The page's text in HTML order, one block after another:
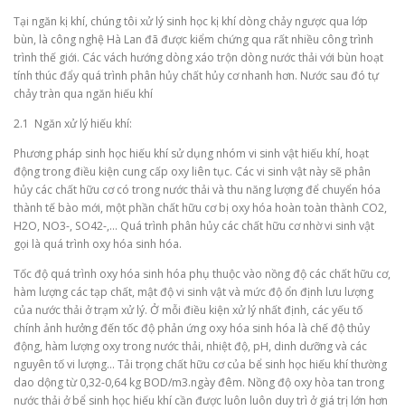
Tại ngăn kị khí, chúng tôi xử lý sinh học kị khí dòng chảy ngược qua lớp
bùn, là công nghệ Hà Lan đã được kiểm chứng qua rất nhiều công trình
trình thế giới. Các vách hướng dòng xáo trộn dòng nước thải với bùn hoạt
tính thúc đẩy quá trình phân hủy chất hủy cơ nhanh hơn. Nước sau đó tự
chảy tràn qua ngăn hiếu khí
2.1 Ngăn xử lý hiếu khí:
Phương pháp sinh học hiếu khí sử dụng nhóm vi sinh vật hiếu khí, hoạt
động trong điều kiện cung cấp oxy liên tục. Các vi sinh vật này sẽ phân
hủy các chất hữu cơ có trong nước thải và thu năng lượng để chuyển hóa
thành tế bào mới, một phần chất hữu cơ bị oxy hóa hoàn toàn thành CO2,
H2O, NO3-, SO42-,… Quá trình phân hủy các chất hữu cơ nhờ vi sinh vật
gọi là quá trình oxy hóa sinh hóa.
Tốc độ quá trình oxy hóa sinh hóa phụ thuộc vào nồng độ các chất hữu cơ,
hàm lượng các tạp chất, mật độ vi sinh vật và mức độ ổn định lưu lượng
của nước thải ở trạm xử lý. Ở mỗi điều kiện xử lý nhất định, các yếu tố
chính ảnh hưởng đến tốc độ phản ứng oxy hóa sinh hóa là chế độ thủy
động, hàm lượng oxy trong nước thải, nhiệt độ, pH, dinh dưỡng và các
nguyên tố vi lượng… Tải trọng chất hữu cơ của bể sinh học hiếu khí thường
dao dộng từ 0,32-0,64 kg BOD/m3.ngày đêm. Nồng độ oxy hòa tan trong
nước thải ở bể sinh học hiếu khí cần được luôn luôn duy trì ở giá trị lớn hơn